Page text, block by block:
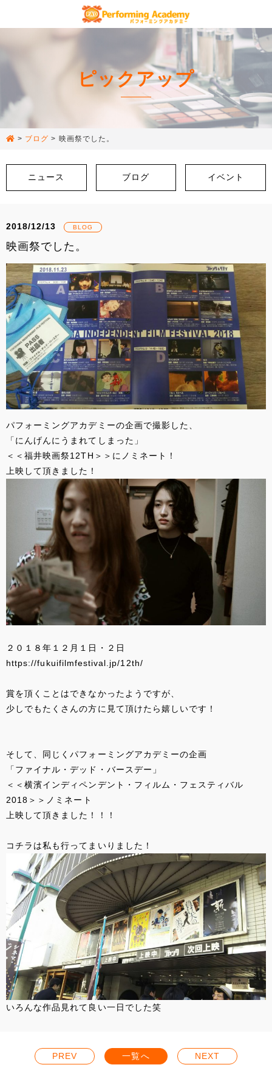
ピックアップ
> ブログ > 映画祭でした。
ニュース ブログ イベント
2018/12/13 BLOG
映画祭でした。
パフォーミングアカデミーの企画で撮影した、
「にんげんにうまれてしまった」
＜＜福井映画祭12TH＞＞にノミネート！
上映して頂きました！
２０１８年１２月１日・２日
https://fukuifilmfestival.jp/12th/
賞を頂くことはできなかったようですが、
少しでもたくさんの方に見て頂けたら嬉しいです！
そして、同じくパフォーミングアカデミーの企画
「ファイナル・デッド・バースデー」
＜＜横濱インディペンデント・フィルム・フェスティバル
2018＞＞ノミネート
上映して頂きました！！！
コチラは私も行ってまいりました！
いろんな作品見れて良い一日でした笑
PREV 一覧へ NEXT